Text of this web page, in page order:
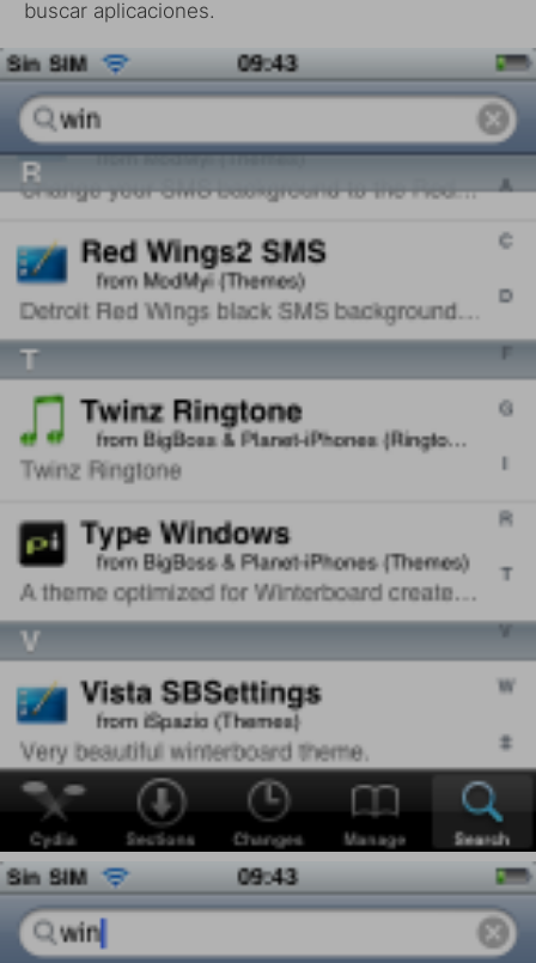
buscar aplicaciones.